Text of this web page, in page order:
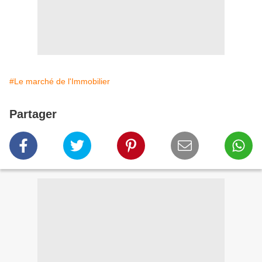
#Le marché de l'Immobilier
Partager